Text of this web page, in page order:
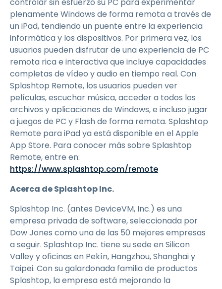
plenamente Windows de forma remota a través de
un iPad, tendiendo un puente entre la experiencia
informática y los dispositivos. Por primera vez, los
usuarios pueden disfrutar de una experiencia de PC
remota rica e interactiva que incluye capacidades
completas de vídeo y audio en tiempo real. Con
Splashtop Remote, los usuarios pueden ver
películas, escuchar música, acceder a todos los
archivos y aplicaciones de Windows, e incluso jugar
a juegos de PC y Flash de forma remota. Splashtop
Remote para iPad ya está disponible en el Apple
App Store. Para conocer más sobre Splashtop
Remote, entre en:
https://www.splashtop.com/remote
Acerca de Splashtop Inc.
Splashtop Inc. (antes DeviceVM, Inc.) es una
empresa privada de software, seleccionada por
Dow Jones como una de las 50 mejores empresas
a seguir. Splashtop Inc. tiene su sede en Silicon
Valley y oficinas en Pekín, Hangzhou, Shanghai y
Taipei. Con su galardonada familia de productos
Splashtop, la empresa está mejorando la